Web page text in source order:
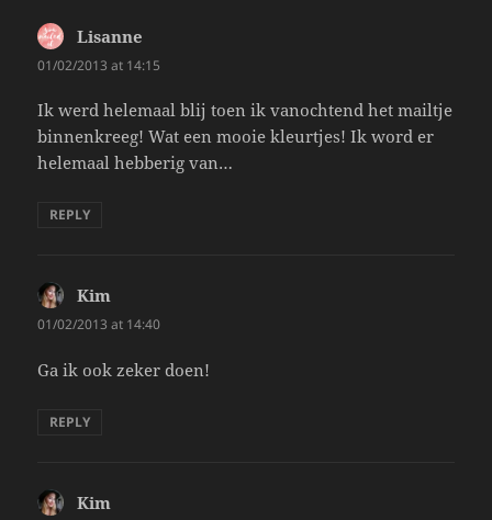
Lisanne
01/02/2013 at 14:15
Ik werd helemaal blij toen ik vanochtend het mailtje
binnenkreeg! Wat een mooie kleurtjes! Ik word er
helemaal hebberig van…
REPLY
Kim
01/02/2013 at 14:40
Ga ik ook zeker doen!
REPLY
Kim